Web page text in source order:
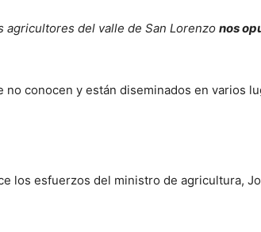
agricultores del valle de San Lorenzo nos
conocen y están diseminados en varios
los esfuerzos del ministro de agricultura,